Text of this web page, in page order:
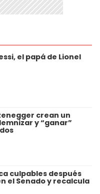
el papá de Lionel
crean un
y “ganar”
culpables después
el Senado y recalcula